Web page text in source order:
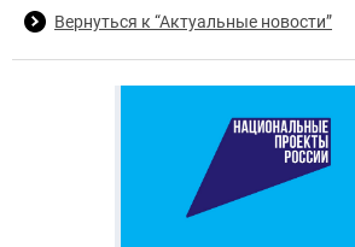
Вернуться к “Актуальные новости”